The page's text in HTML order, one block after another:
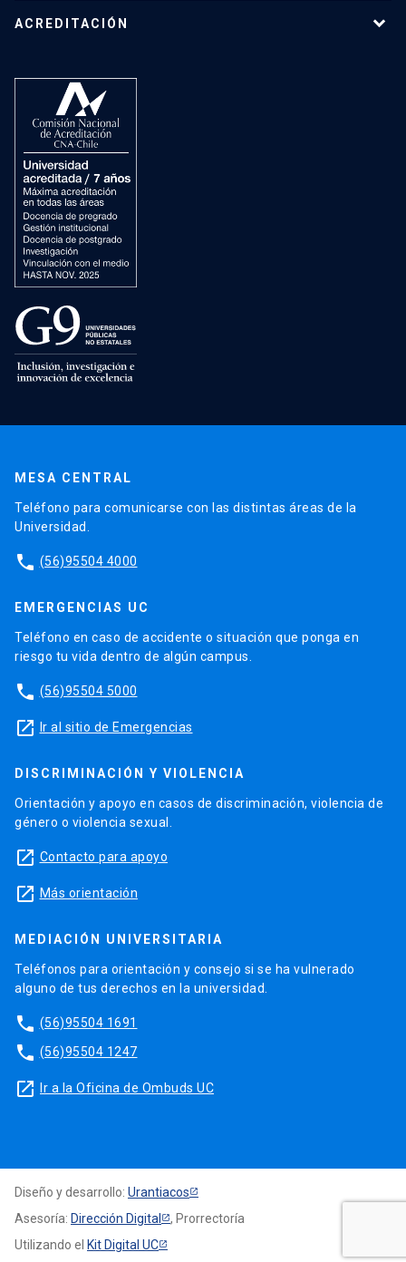
ACREDITACIÓN
MESA CENTRAL
Teléfono para comunicarse con las distintas áreas de la
Universidad.
phone (56)95504 4000
EMERGENCIAS UC
Teléfono en caso de accidente o situación que ponga en
riesgo tu vida dentro de algún campus.
phone (56)95504 5000
launch Ir al sitio de Emergencias
DISCRIMINACIÓN Y VIOLENCIA
Orientación y apoyo en casos de discriminación, violencia de
género o violencia sexual.
launch Contacto para apoyo
launch Más orientación
MEDIACIÓN UNIVERSITARIA
Teléfonos para orientación y consejo si se ha vulnerado
alguno de tus derechos en la universidad.
phone (56)95504 1691
phone (56)95504 1247
launch Ir a la Oficina de Ombuds UC
Diseño y desarrollo: Urantiacos
Asesoría: Dirección Digital
, Prorrectoría
Utilizando el Kit Digital UC